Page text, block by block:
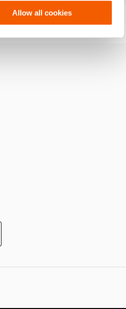
Allow all cookies